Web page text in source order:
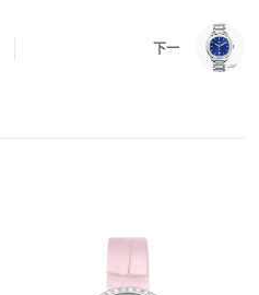
題後才會安排出貨。
與我們取得聯繫，將您感
價格。
價格的十分之一即可享受相
。
下一